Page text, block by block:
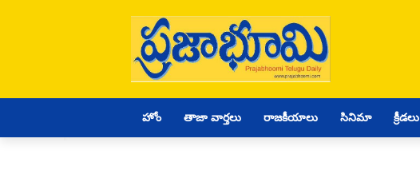
హోం తాజా వార్తలు రాజకీయాలు సినిమా క్రీడలు